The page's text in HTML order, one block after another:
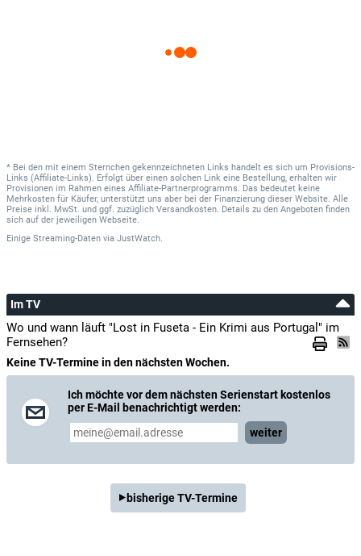
* Bei den mit einem Sternchen gekennzeichneten Links handelt es sich um Provisions-
Links (Affiliate-Links). Erfolgt über einen solchen Link eine Bestellung, erhalten wir
Provisionen im Rahmen eines Affiliate-Partnerprogramms. Das bedeutet keine
Mehrkosten für Käufer, unterstützt uns aber bei der Finanzierung dieser Website. Alle
Preise inkl. MwSt. und ggf. zuzüglich Versandkosten. Details zu den Angeboten finden
sich auf der jeweiligen Webseite.
Einige Streaming-Daten via JustWatch.
Im TV
Wo und wann läuft "Lost in Fuseta - Ein Krimi aus Portugal" im
Fernsehen?
Keine TV-Termine in den nächsten Wochen.
Ich möchte vor dem nächsten Serienstart kostenlos
per E-Mail benachrichtigt werden:
weiter
bisherige TV-Termine